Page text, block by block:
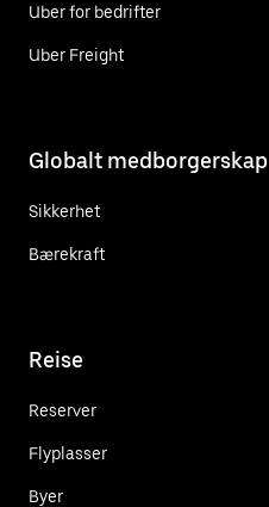
Uber for bedrifter
Uber Freight
Globalt medborgerskap
Sikkerhet
Bærekraft
Reise
Reserver
Flyplasser
Byer